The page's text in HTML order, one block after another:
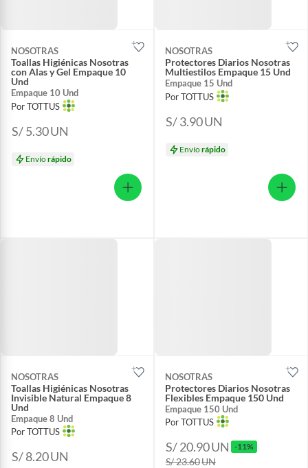
NOSOTRAS
Toallas Higiénicas Nosotras
con Alas y Gel Empaque 10
Und
Empaque 10 Und
Por TOTTUS
S/ 5.30UN
Envíorápido
NOSOTRAS
Protectores Diarios Nosotras
Multiestilos Empaque 15 Und
Empaque 15 Und
Por TOTTUS
S/ 3.90UN
Envíorápido
NOSOTRAS
Toallas Higiénicas Nosotras
Invisible Natural Empaque 8
Und
Empaque 8 Und
Por TOTTUS
S/ 8.20UN
NOSOTRAS
Protectores Diarios Nosotras
Flexibles Empaque 150 Und
Empaque 150 Und
Por TOTTUS
S/ 20.90UN -11%
S/ 23.60UN